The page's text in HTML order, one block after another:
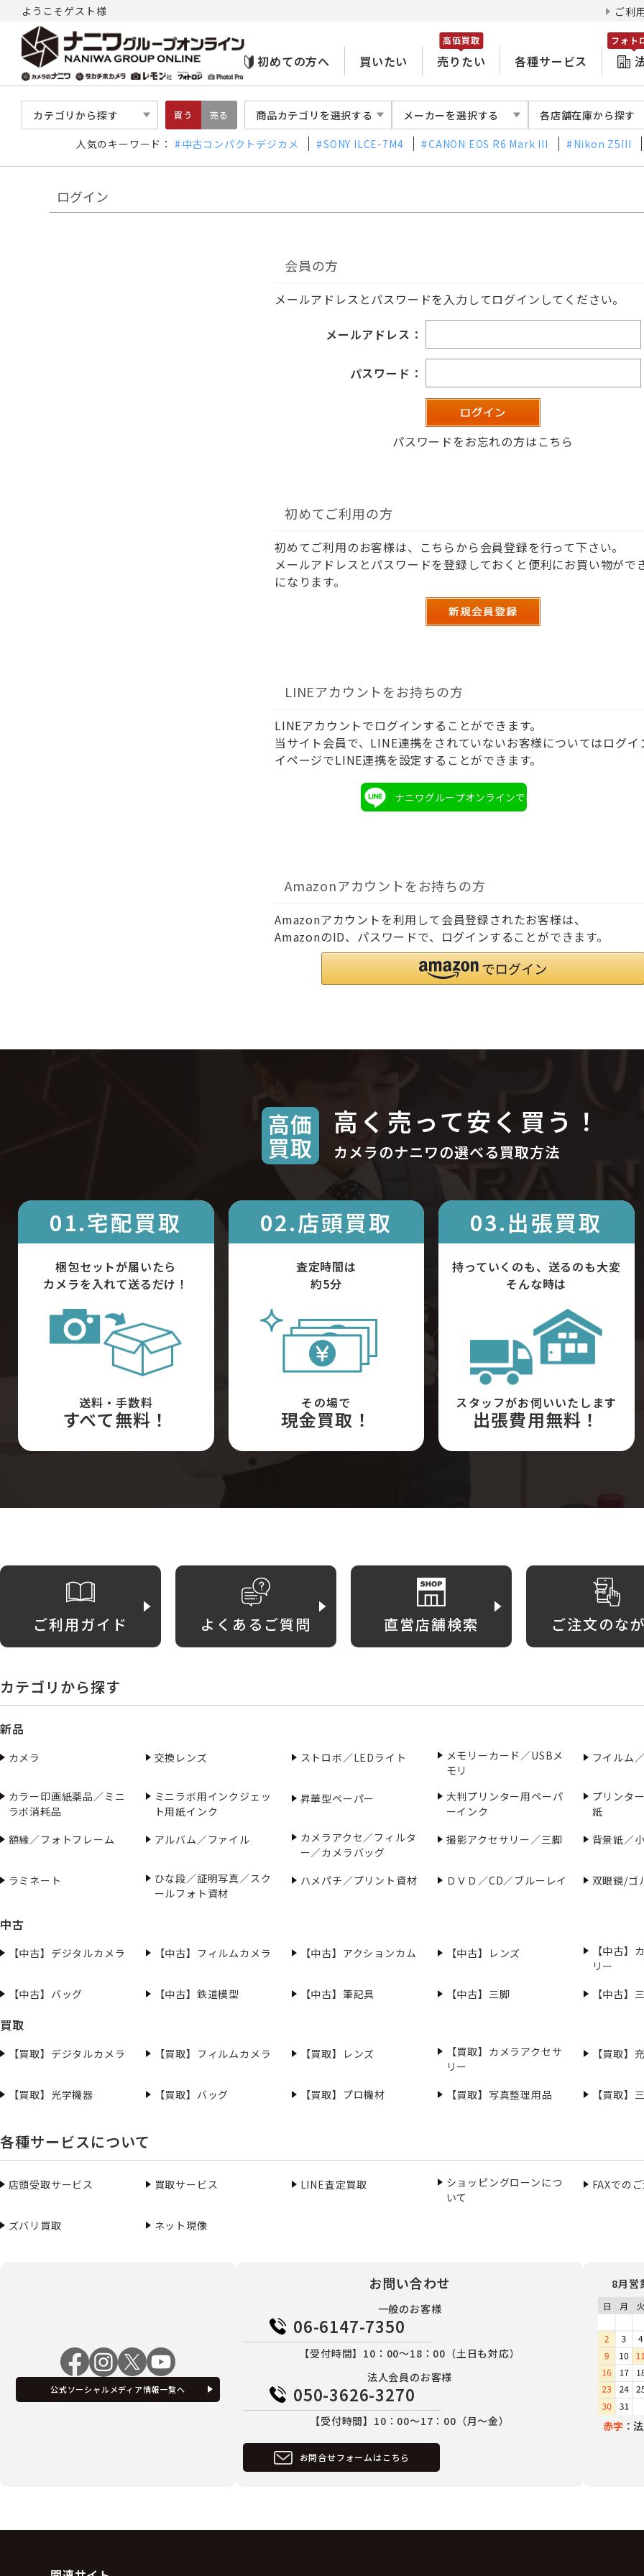
ようこそゲスト様 ご利
初めての方へ 買いたい 売りたい
高価買取
各種サービス
フォト
カテゴリから探す 買う 売る 商品カテゴリを選択する メーカーを選択する 各店舗在庫から探す
人気のキーワード： 中古コンパクトデジカメ SONY ILCE-7M4 CANON EOS R6 Mark III Nikon Z5III
ログイン
会員の方
メールアドレスとパスワードを入力してログインしてください。
メールアドレス：
パスワード：
パスワードをお忘れの方はこちら
初めてご利用の方
初めてご利用のお客様は、こちらから会員登録を行って下さい。
メールアドレスとパスワードを登録しておくと便利にお買い物がで
になります。
LINEアカウントをお持ちの方
LINEアカウントでログインすることができます。
当サイト会員で、LINE連携をされていないお客様についてはログイ
イページでLINE連携を設定することができます。
ナニワグループオンラインでログイン
Amazonアカウントをお持ちの方
Amazonアカウントを利用して会員登録されたお客様は、
AmazonのID、パスワードで、ログインすることができます。
高価
買取
高く売って安く買う！
カメラのナニワの選べる買取方法
01.宅配買取
梱包セットが届いたら
カメラを入れて送るだけ！
送料・手数料
すべて無料！
02.店頭買取
査定時間は
約5分
その場で
現金買取！
03.出張買取
持っていくのも、送るのも大変
そんな時は
スタッフがお伺いいたします
出張費用無料！
ご利用ガイド よくあるご質問 直営店舗検索 ご注文のな
カテゴリから探す
新品
カメラ 交換レンズ ストロボ／LEDライト
メモリーカード／USBメ
モリ
フイルム
カラー印画紙薬品／ミニ
ラボ消耗品
ミニラボ用インクジェッ
ト用紙インク
昇華型ペーパー
大判プリンター用ペーパ
ーインク
プリンタ
紙
額縁／フォトフレーム
アルバム／ファイル
カメラアクセ／フィルタ
ー／カメラバッグ
撮影アクセサリー／三脚 背景紙／
ラミネート
ひな段／証明写真／スク
ールフォト資材
ハメパチ／プリント資材 ＤＶＤ／CD／ブルーレイ 双眼鏡/ゴ
中古
【中古】デジタルカメラ 【中古】フィルムカメラ 【中古】アクションカム 【中古】レンズ
【中古】
リー
【中古】バッグ
【中古】鉄道模型 【中古】筆記具 【中古】三脚 【中古】
買取
【買取】デジタルカメラ 【買取】フィルムカメラ 【買取】レンズ
【買取】カメラアクセサ
リー
【買取】
【買取】光学機器 【買取】バッグ 【買取】プロ機材 【買取】写真整理用品 【買取】
各種サービスについて
店頭受取サービス 買取サービス LINE査定買取
ショッピングローンにつ
いて
FAXでの
ズバリ買取 ネット現像
公式ソーシャルメディア情報一覧へ
お問い合わせ
一般のお客様
06-6147-7350
【受付時間】10：00～18：00（土日も対応）
法人会員のお客様
050-3626-3270
【受付時間】10：00～17：00（月～金）
お問合せフォームはこちら
8月営
赤字 ：